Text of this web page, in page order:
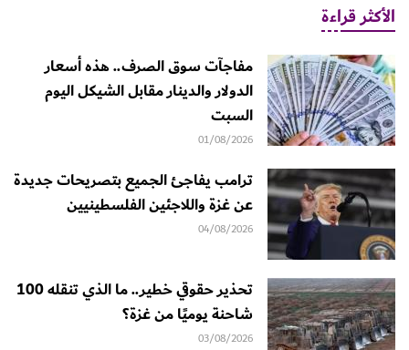
الأكثر قراءة
مفاجآت سوق الصرف.. هذه أسعار
الدولار والدينار مقابل الشيكل اليوم
السبت
01/08/2026
ترامب يفاجئ الجميع بتصريحات جديدة
عن غزة واللاجئين الفلسطينيين
04/08/2026
تحذير حقوقي خطير.. ما الذي تنقله 100
شاحنة يوميًا من غزة؟
03/08/2026